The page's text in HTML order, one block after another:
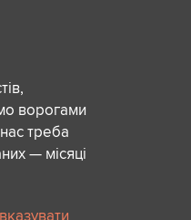
ворогами
треба
— місяці